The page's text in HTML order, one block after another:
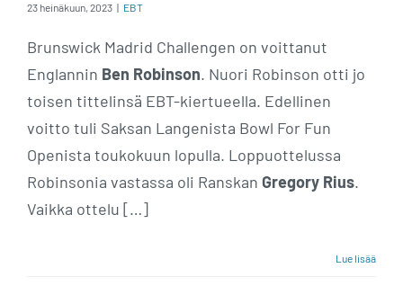
23 heinäkuun, 2023 | EBT
Brunswick Madrid Challengen on voittanut
Englannin Ben Robinson. Nuori Robinson otti jo
toisen tittelinsä EBT-kiertueella. Edellinen
voitto tuli Saksan Langenista Bowl For Fun
Openista toukokuun lopulla. Loppuottelussa
Robinsonia vastassa oli Ranskan Gregory Rius.
Vaikka ottelu […]
Lue lisää